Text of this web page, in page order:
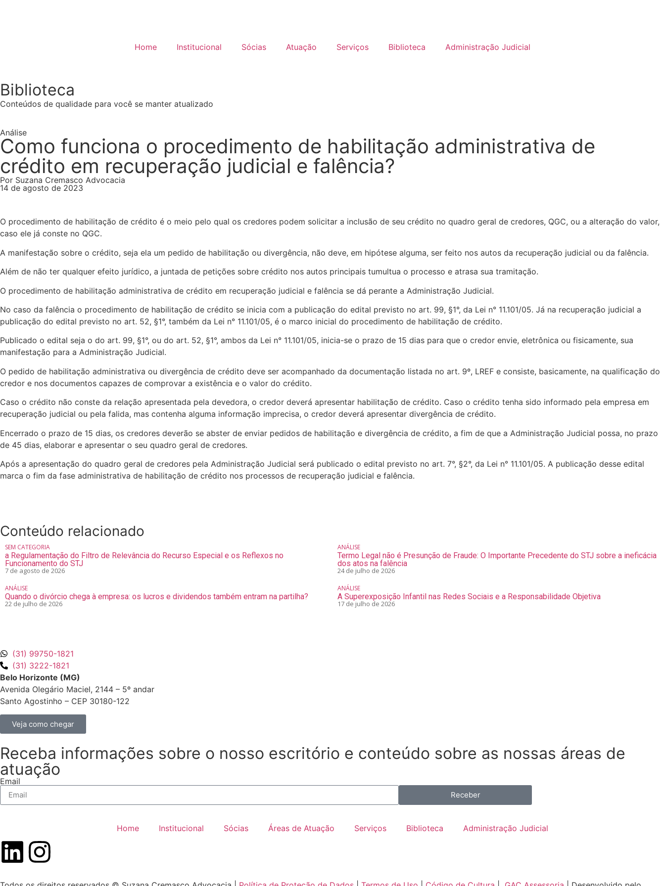
Home Institucional Sócias Atuação Serviços Biblioteca Administração Judicial
Biblioteca
Conteúdos de qualidade para você se manter atualizado
Análise
Como funciona o procedimento de habilitação administrativa de
crédito em recuperação judicial e falência?
Por Suzana Cremasco Advocacia
14 de agosto de 2023
O procedimento de habilitação de crédito é o meio pelo qual os credores podem solicitar a inclusão de seu crédito no quadro geral de credores, QGC, ou a alteração do valor,
caso ele já conste no QGC.
A manifestação sobre o crédito, seja ela um pedido de habilitação ou divergência, não deve, em hipótese alguma, ser feito nos autos da recuperação judicial ou da falência.
Além de não ter qualquer efeito jurídico, a juntada de petições sobre crédito nos autos principais tumultua o processo e atrasa sua tramitação.
O procedimento de habilitação administrativa de crédito em recuperação judicial e falência se dá perante a Administração Judicial.
No caso da falência o procedimento de habilitação de crédito se inicia com a publicação do edital previsto no art. 99, §1°, da Lei n° 11.101/05. Já na recuperação judicial a
publicação do edital previsto no art. 52, §1°, também da Lei n° 11.101/05, é o marco inicial do procedimento de habilitação de crédito.
Publicado o edital seja o do art. 99, §1°, ou do art. 52, §1°, ambos da Lei n° 11.101/05, inicia-se o prazo de 15 dias para que o credor envie, eletrônica ou fisicamente, sua
manifestação para a Administração Judicial.
O pedido de habilitação administrativa ou divergência de crédito deve ser acompanhado da documentação listada no art. 9º, LREF e consiste, basicamente, na qualificação do
credor e nos documentos capazes de comprovar a existência e o valor do crédito.
Caso o crédito não conste da relação apresentada pela devedora, o credor deverá apresentar habilitação de crédito. Caso o crédito tenha sido informado pela empresa em
recuperação judicial ou pela falida, mas contenha alguma informação imprecisa, o credor deverá apresentar divergência de crédito.
Encerrado o prazo de 15 dias, os credores deverão se abster de enviar pedidos de habilitação e divergência de crédito, a fim de que a Administração Judicial possa, no prazo
de 45 dias, elaborar e apresentar o seu quadro geral de credores.
Após a apresentação do quadro geral de credores pela Administração Judicial será publicado o edital previsto no art. 7°, §2°, da Lei n° 11.101/05. A publicação desse edital
marca o fim da fase administrativa de habilitação de crédito nos processos de recuperação judicial e falência.
Conteúdo relacionado
SEM CATEGORIA
a Regulamentação do Filtro de Relevância do Recurso Especial e os Reflexos no
Funcionamento do STJ
7 de agosto de 2026
ANÁLISE
Termo Legal não é Presunção de Fraude: O Importante Precedente do STJ sobre a ineficácia
dos atos na falência
24 de julho de 2026
ANÁLISE
Quando o divórcio chega à empresa: os lucros e dividendos também entram na partilha?
22 de julho de 2026
ANÁLISE
A Superexposição Infantil nas Redes Sociais e a Responsabilidade Objetiva
17 de julho de 2026
(31) 99750-1821
(31) 3222-1821
Belo Horizonte (MG)
Avenida Olegário Maciel, 2144 – 5º andar
Santo Agostinho – CEP 30180-122
Veja como chegar
Receba informações sobre o nosso escritório e conteúdo sobre as nossas áreas de
atuação
Email
Receber
Home Institucional Sócias Áreas de Atuação Serviços Biblioteca Administração Judicial